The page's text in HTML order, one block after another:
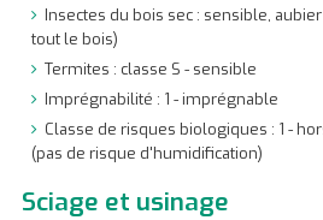
Insectes du bois sec : sensible,
tout le bois)
Termites : classe S - sensible
Imprégnabilité : 1 - imprégnable
Classe de risques biologiques : 1 -
(pas de risque d'humidification)
Sciage et usinage